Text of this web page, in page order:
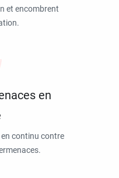
et encombrent
en
continu contre